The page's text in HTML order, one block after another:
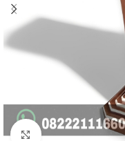
Click to enlarge